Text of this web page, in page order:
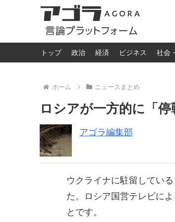
トップ 政治 経済 ビジネス 社会
ホーム ニュースまとめ
ロシアが一方的に「
アゴラ編集部
ウクライナに駐留してい
た。ロシア国営テレビに
とです。